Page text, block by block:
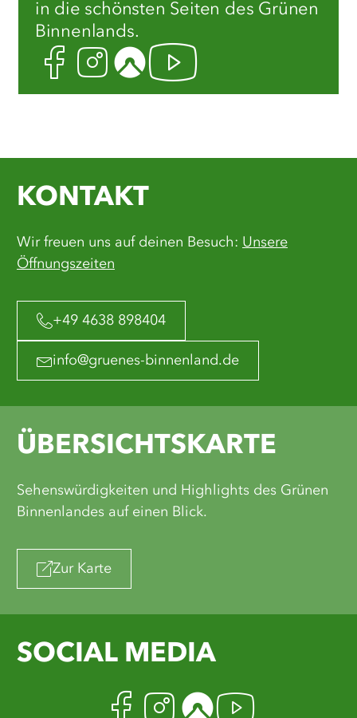
in die schönsten Seiten des Grünen
Binnenlands.
FacebookInstagram
KomootYoutube
KONTAKT
Wir freuen uns auf deinen Besuch: Unsere
Öffnungszeiten
+49 4638 898404
info@gruenes-binnenland.de
ÜBERSICHTSKARTE
Sehenswürdigkeiten und Highlights des Grünen
Binnenlandes auf einen Blick.
Zur Karte
SOCIAL MEDIA
Facebook
Instagram
Komoot